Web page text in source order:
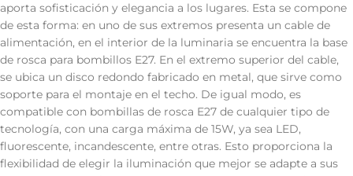
aporta sofisticación y elegancia a los lugares. Esta se compone
de esta forma: en uno de sus extremos presenta un cable de
alimentación, en el interior de la luminaria se encuentra la base
de rosca para bombillos E27. En el extremo superior del cable,
se ubica un disco redondo fabricado en metal, que sirve como
soporte para el montaje en el techo. De igual modo, es
compatible con bombillas de rosca E27 de cualquier tipo de
tecnología, con una carga máxima de 15W, ya sea LED,
fluorescente, incandescente, entre otras. Esto proporciona la
flexibilidad de elegir la iluminación que mejor se adapte a sus